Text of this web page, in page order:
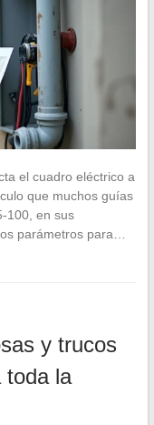
el cuadro eléctrico a
que muchos guías
100, en sus
parámetros para…
y trucos
toda la